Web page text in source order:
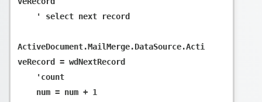
ActiveDocument.MailMerge.DataSource.Acti
veRecord = wdNextRecord